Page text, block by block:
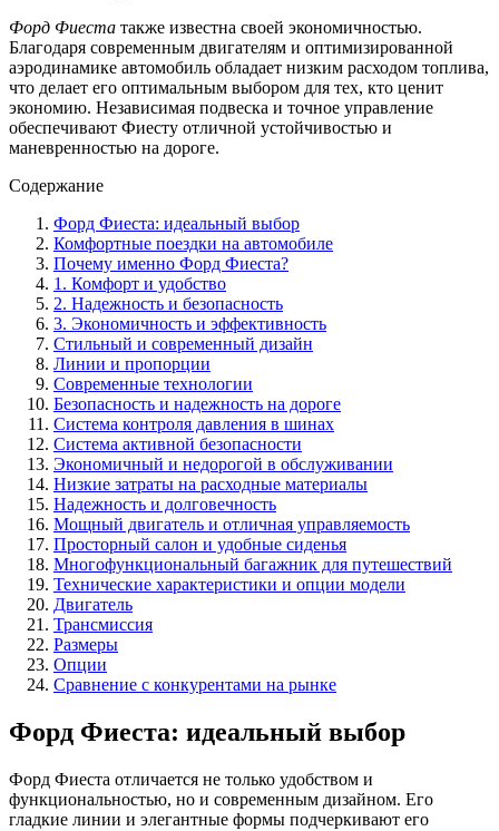
Форд Фиеста также известна своей экономичностью.
Благодаря современным двигателям и оптимизированной
аэродинамике автомобиль обладает низким расходом топлива,
что делает его оптимальным выбором для тех, кто ценит
экономию. Независимая подвеска и точное управление
обеспечивают Фиесту отличной устойчивостью и
маневренностью на дороге.
Содержание
Форд Фиеста: идеальный выбор
Комфортные поездки на автомобиле
Почему именно Форд Фиеста?
1. Комфорт и удобство
2. Надежность и безопасность
3. Экономичность и эффективность
Стильный и современный дизайн
Линии и пропорции
Современные технологии
Безопасность и надежность на дороге
Система контроля давления в шинах
Система активной безопасности
Экономичный и недорогой в обслуживании
Низкие затраты на расходные материалы
Надежность и долговечность
Мощный двигатель и отличная управляемость
Просторный салон и удобные сиденья
Многофункциональный багажник для путешествий
Технические характеристики и опции модели
Двигатель
Трансмиссия
Размеры
Опции
Сравнение с конкурентами на рынке
Форд Фиеста: идеальный выбор
Форд Фиеста отличается не только удобством и
функциональностью, но и современным дизайном. Его
гладкие линии и элегантные формы подчеркивают его